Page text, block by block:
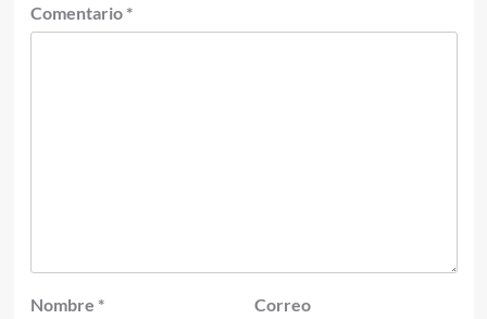
Comentario *
Nombre *
Correo